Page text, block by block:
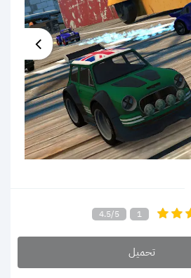
4.5/5 1
تحميل